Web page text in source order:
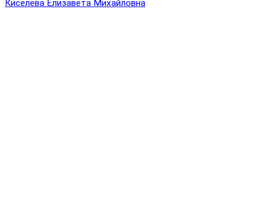
Киселёва Елизавета Михайловна